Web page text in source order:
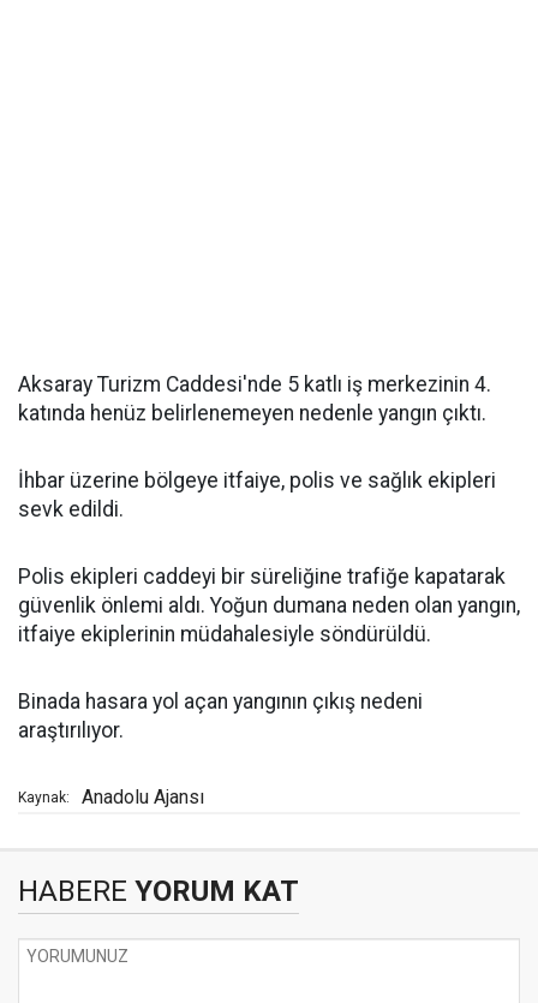
Aksaray Turizm Caddesi'nde 5 katlı iş merkezinin 4.
katında henüz belirlenemeyen nedenle yangın çıktı.
İhbar üzerine bölgeye itfaiye, polis ve sağlık ekipleri
sevk edildi.
Polis ekipleri caddeyi bir süreliğine trafiğe kapatarak
güvenlik önlemi aldı. Yoğun dumana neden olan yangın,
itfaiye ekiplerinin müdahalesiyle söndürüldü.
Binada hasara yol açan yangının çıkış nedeni
araştırılıyor.
Kaynak: Anadolu Ajansı
HABERE YORUM KAT